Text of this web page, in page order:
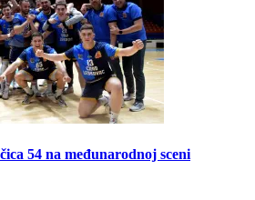
54 na međunarodnoj sceni